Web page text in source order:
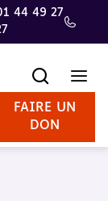
44 49 27
FAIRE UN
DON